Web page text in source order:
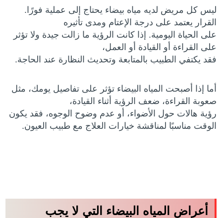
ليس كل مريض لديه مياه بيضاء يحتاج إلى عملية فورًا.
القرار يعتمد على درجة الإعتام ومدى تأثيره
على الحياة اليومية. إذا كانت الرؤية ما زالت جيدة ولا تؤثر
على القراءة أو القيادة أو العمل،
فقد يكتفي الطبيب بالمتابعة وتحديث النظارة عند الحاجة.
أما إذا أصبحت المياه البيضاء تؤثر على تفاصيل يومك، مثل
صعوبة القراءة، ضعف الرؤية أثناء القيادة،
رؤية هالات حول الأضواء، أو عدم وضوح الوجوه، فقد يكون
الوقت مناسبًا لمناقشة خيارات العلاج مع طبيب العيون.
أعراض المياه البيضاء التي لا يجب